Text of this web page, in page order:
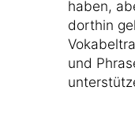
haben,
dorthin
und